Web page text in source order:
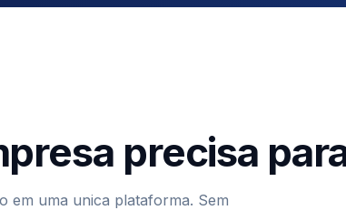
precisa
em uma unica plataforma. Sem